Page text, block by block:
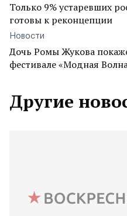
Только 9% устаревших
готовы к реконцепции
Новости
Дочь Ромы Жукова
фестивале «Модная
Другие